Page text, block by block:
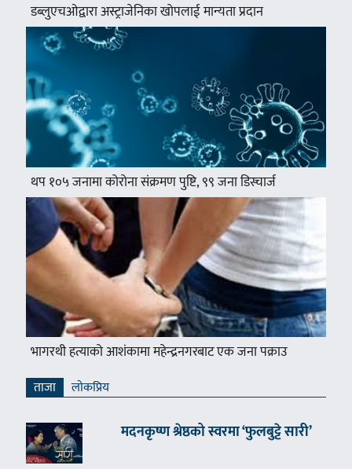
डब्लुएचओद्वारा अस्ट्राजेनिका खोपलाई मान्यता प्रदान
थप १०५ जनामा कोरोना संक्रमण पुष्टि, ९९ जना डिस्चार्ज
भागरथी हत्याको आशंकामा महेन्द्रनगरबाट एक जना पक्राउ
ताजा लाेकप्रिय
मदनकृष्ण श्रेष्ठको स्वरमा ‘फुलबुट्टे सारी’